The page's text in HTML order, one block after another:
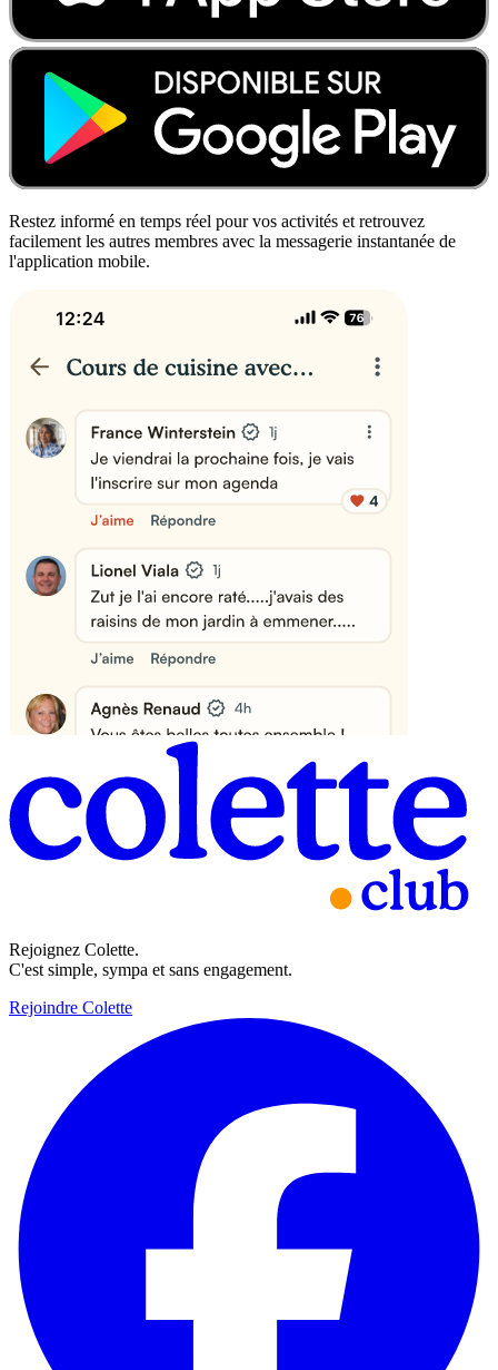
Restez informé en temps réel pour vos activités et retrouvez
facilement les autres membres avec la messagerie instantanée de
l'application mobile.
Rejoignez Colette.
C'est simple, sympa et sans engagement.
Rejoindre Colette